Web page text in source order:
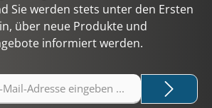
Sie werden stets unter den Ersten
über neue Produkte und
informiert werden.